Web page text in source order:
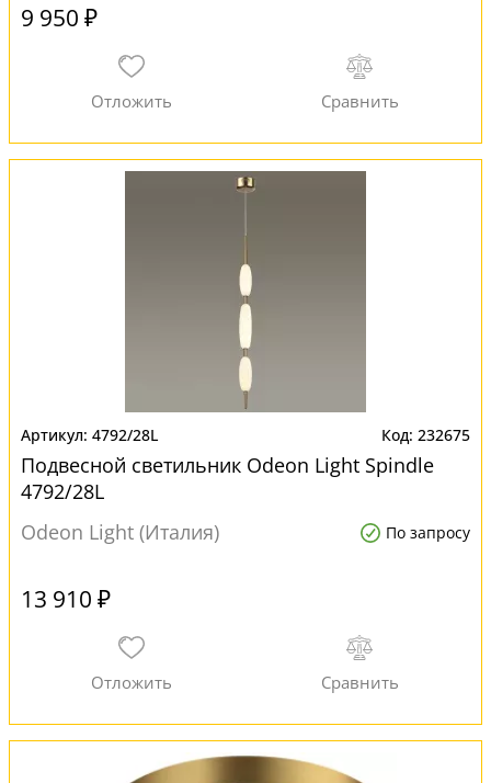
9 950 ₽
4792/28L 232675
Подвесной светильник Odeon Light Spindle
4792/28L
Odeon Light (Италия)
По запросу
13 910 ₽